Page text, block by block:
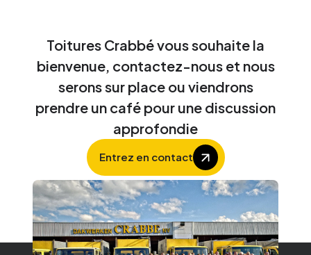
Toitures Crabbé vous souhaite la
bienvenue, contactez-nous et nous
serons sur place ou viendrons
prendre un café pour une discussion
approfondie
Entrez en contact